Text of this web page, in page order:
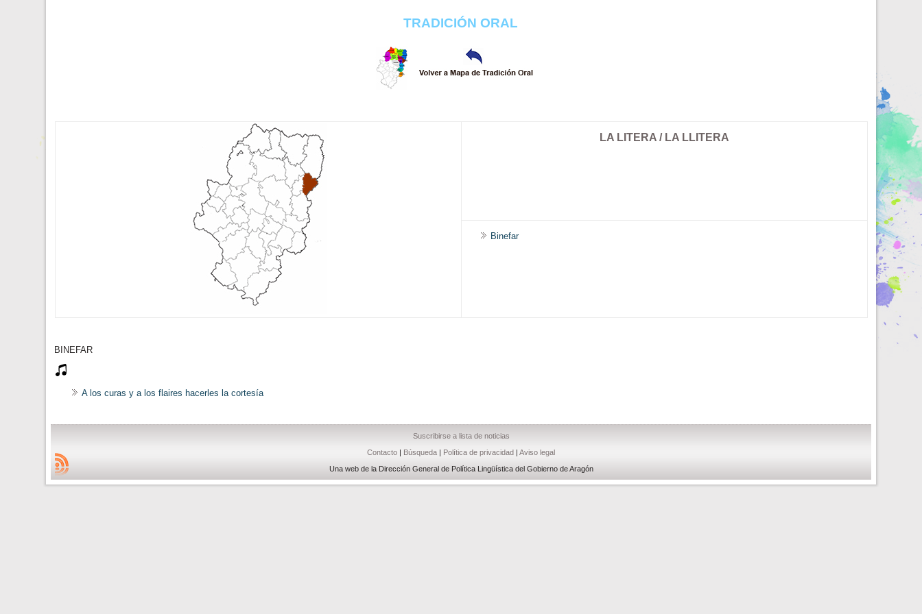
TRADICIÓN ORAL
LA LITERA / LA LLITERA
Binefar
BINEFAR
A los curas y a los flaires hacerles la cortesía
Suscribirse a lista de noticias
Contacto | Búsqueda | Política de privacidad | Aviso legal
Una web de la Dirección General de Política Lingüística del Gobierno de Aragón